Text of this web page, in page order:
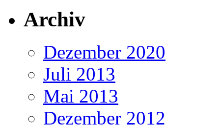
Archiv
Dezember 2020
Juli 2013
Mai 2013
Dezember 2012